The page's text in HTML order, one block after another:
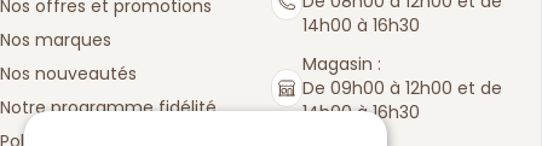
Nos offres et promotions
Nos marques
Nos nouveautés
Notre programme fidélité
14h00 à 16h30
Magasin :
De 09h00 à 12h00 et de
14h00 à 16h30